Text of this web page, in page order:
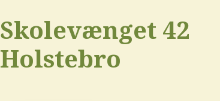
Skolevænget 42
Holstebro